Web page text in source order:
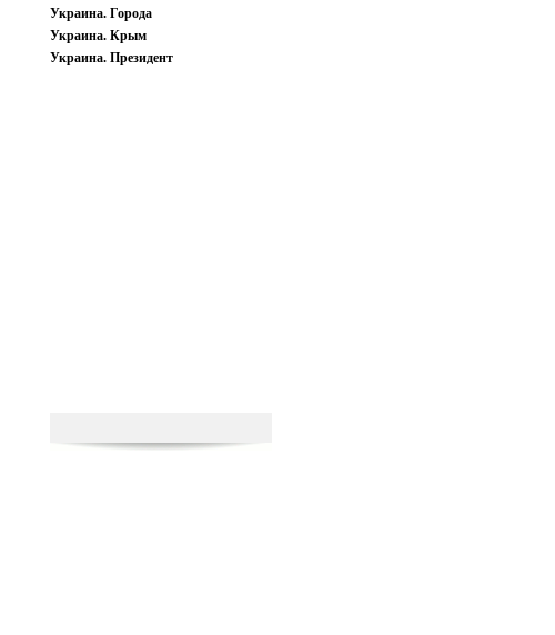
Украина. Города
Украина. Крым
Украина. Президент